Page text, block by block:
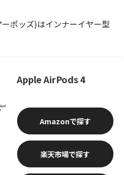
ポッズ)はインナーイヤー型
Apple AirPods 4
楽天市場
Amazon